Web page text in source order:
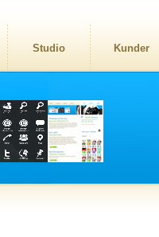
Studio Kunder